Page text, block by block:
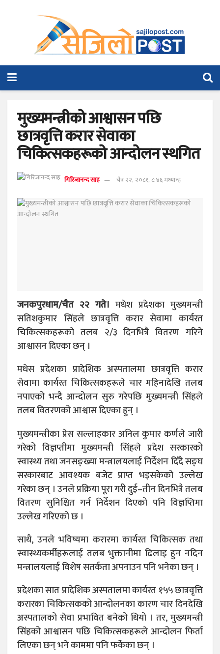
मुख्यमन्त्रीको आश्वासन पछि
छात्रवृत्ति करार सेवाका
चिकित्सकहरूको आन्दोलन स्थगित
गिरिजानन्द साह चैत्र २२, २०८१, ८:४६ मध्यान्ह
जनकपुरधाम/चैत २२ गते। मधेश प्रदेशका मुख्यमन्त्री
सतिशकुमार सिंहले छात्रवृत्ति करार सेवामा कार्यरत
चिकित्सकहरूको तलब २/३ दिनभित्रै वितरण गरिने
आश्वासन दिएका छन् ।
मधेस प्रदेशका प्रादेशिक अस्पतालमा छात्रवृत्ति करार
सेवामा कार्यरत चिकित्सकहरूले चार महिनादेखि तलब
नपाएको भन्दै आन्दोलन सुरु गरेपछि मुख्यमन्त्री सिंहले
तलब वितरणको आश्वास दिएका हुन् ।
मुख्यमन्त्रीका प्रेस सल्लाहकार अनिल कुमार कर्णले जारी
गरेको विज्ञप्तीमा मुख्यमन्त्री सिंहले प्रदेश सरकारको
स्वास्थ्य तथा जनसङ्ख्या मन्त्रालयलाई निर्देशन दिँदै सङ्घ
सरकारबाट आवश्यक बजेट प्राप्त भइसकेको उल्लेख
गरेका छन् । उनले प्रक्रिया पूरा गरी दुई–तीन दिनभित्रै तलब
वितरण सुनिश्चित गर्न निर्देशन दिएको पनि विज्ञप्तिमा
उल्लेख गरिएको छ ।
साथै, उनले भविष्यमा करारमा कार्यरत चिकित्सक तथा
स्वास्थ्यकर्मीहरूलाई तलब भुक्तानीमा ढिलाइ हुन नदिन
मन्त्रालयलाई विशेष सतर्कता अपनाउन पनि भनेका छन् ।
प्रदेशका सात प्रादेशिक अस्पतालमा कार्यरत १५५ छात्रवृत्ति
करारका चिकित्सकको आन्दोलनका कारण चार दिनदेखि
अस्पतालको सेवा प्रभावित बनेको थियो । तर, मुख्यमन्त्री
सिंहको आश्वासन पछि चिकित्सकहरूले आन्दोलन फिर्ता
लिएका छन् भने काममा पनि फर्केका छन् ।